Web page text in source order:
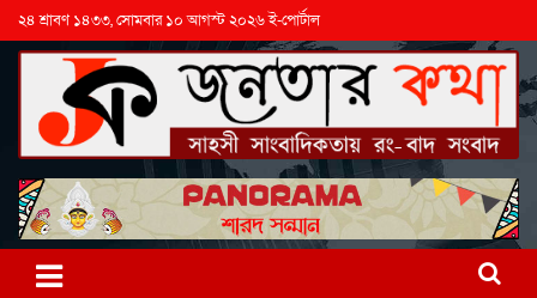
২৪ শ্রাবণ ১৪৩৩, সোমবার ১০ আগস্ট ২০২৬ ই-পোর্টাল